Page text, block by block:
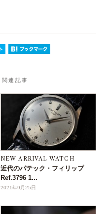
関連記事
NEW ARRIVAL WATCH
近代のパテック・フィリップ
Ref.3796 1...
2021年9月25日